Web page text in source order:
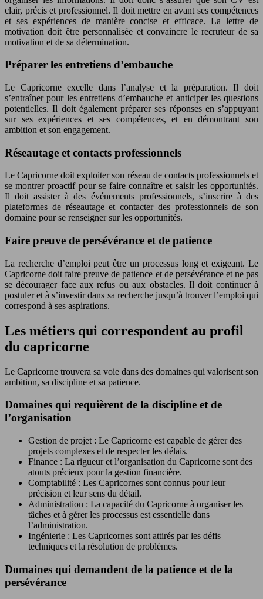
clair, précis et professionnel. Il doit mettre en avant ses compétences
et ses expériences de manière concise et efficace. La lettre de
motivation doit être personnalisée et convaincre le recruteur de sa
motivation et de sa détermination.
Préparer les entretiens d’embauche
Le Capricorne excelle dans l’analyse et la préparation. Il doit
s’entraîner pour les entretiens d’embauche et anticiper les questions
potentielles. Il doit également préparer ses réponses en s’appuyant
sur ses expériences et ses compétences, et en démontrant son
ambition et son engagement.
Réseautage et contacts professionnels
Le Capricorne doit exploiter son réseau de contacts professionnels et
se montrer proactif pour se faire connaître et saisir les opportunités.
Il doit assister à des événements professionnels, s’inscrire à des
plateformes de réseautage et contacter des professionnels de son
domaine pour se renseigner sur les opportunités.
Faire preuve de persévérance et de patience
La recherche d’emploi peut être un processus long et exigeant. Le
Capricorne doit faire preuve de patience et de persévérance et ne pas
se décourager face aux refus ou aux obstacles. Il doit continuer à
postuler et à s’investir dans sa recherche jusqu’à trouver l’emploi qui
correspond à ses aspirations.
Les métiers qui correspondent au profil
du capricorne
Le Capricorne trouvera sa voie dans des domaines qui valorisent son
ambition, sa discipline et sa patience.
Domaines qui requièrent de la discipline et de
l’organisation
Gestion de projet : Le Capricorne est capable de gérer des
projets complexes et de respecter les délais.
Finance : La rigueur et l’organisation du Capricorne sont des
atouts précieux pour la gestion financière.
Comptabilité : Les Capricornes sont connus pour leur
précision et leur sens du détail.
Administration : La capacité du Capricorne à organiser les
tâches et à gérer les processus est essentielle dans
l’administration.
Ingénierie : Les Capricornes sont attirés par les défis
techniques et la résolution de problèmes.
Domaines qui demandent de la patience et de la
persévérance